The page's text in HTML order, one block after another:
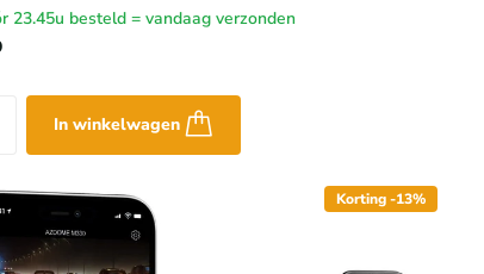
23.45u besteld = vandaag verzonden
In winkelwagen
Korting -13%